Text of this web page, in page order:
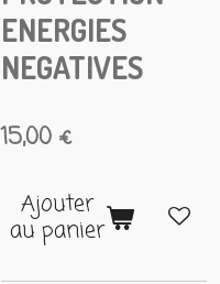
ENERGIES
NEGATIVES
15,00 €
Ajouter
au panier